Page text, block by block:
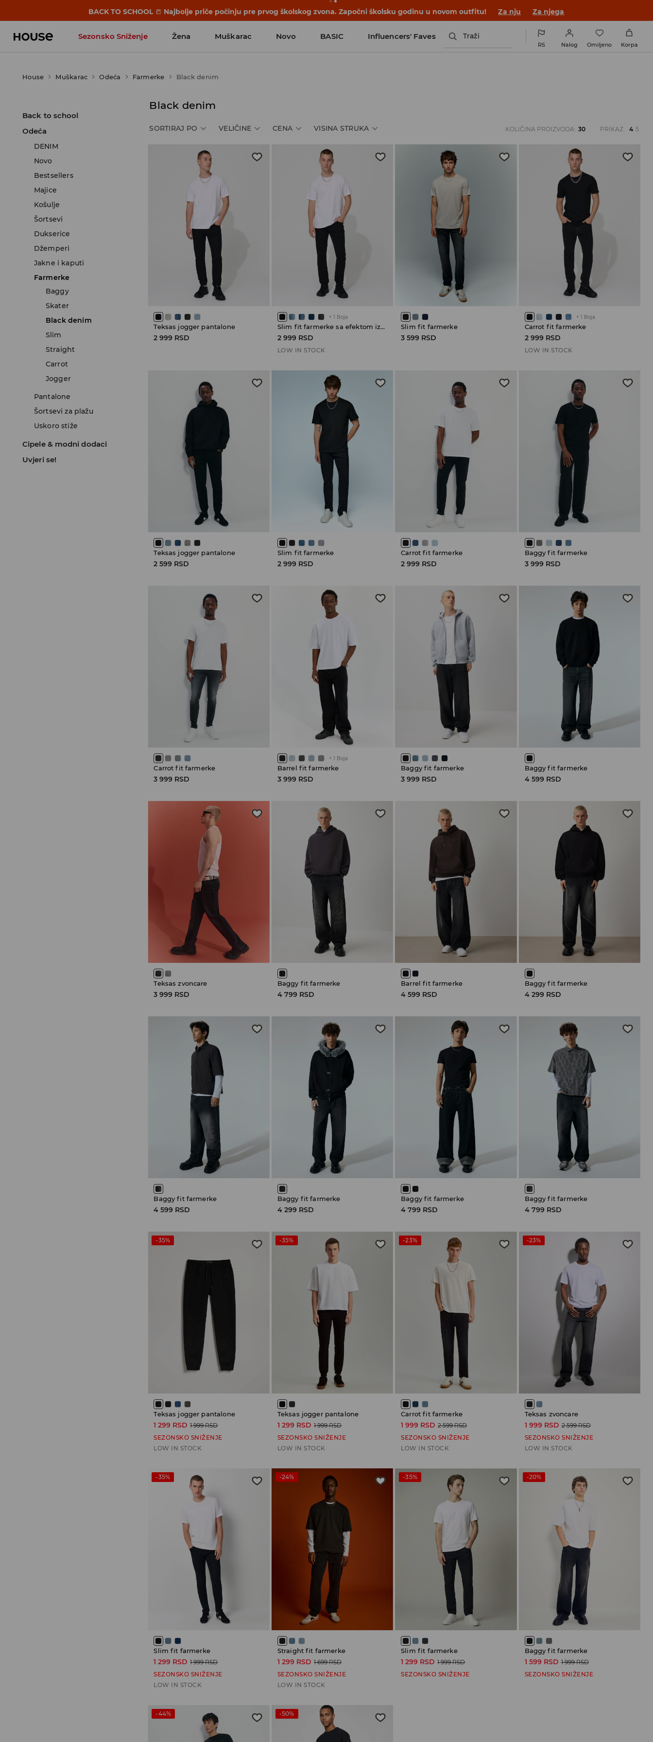
BACK TO SCHOOL 📒 Najbolje priče počinju pre prvog školskog zvona. Započni školsku godinu u novom outfitu! Za nju Za njega
Sezonsko Sniženje Žena Muškarac Novo BASIC Influencers' Faves Traži
RS Nalog Omiljeno Korpa
House Muškarac Odeća Farmerke Black denim
Back to school
Odeća
DENIM
Novo
Bestsellers
Majice
Košulje
Šortsevi
Dukserice
Džemperi
Jakne i kaputi
Farmerke
Baggy
Skater
Black denim
Slim
Straight
Carrot
Jogger
Pantalone
Šortsevi za plažu
Uskoro stiže
Cipele & modni dodaci
Uvjeri se!
Black denim
SORTIRAJ PO VELIČINE CENA VISINA STRUKA KOLIČINA PROIZVODA: 30 PRIKAZ: 4 5
Teksas jogger pantalone
2 999 RSD
+ 1 Boja
Slim fit farmerke sa efektom izbledelosti
2 999 RSD
LOW IN STOCK
Slim fit farmerke
3 599 RSD
+ 1 Boja
Carrot fit farmerke
2 999 RSD
LOW IN STOCK
Teksas jogger pantalone
2 599 RSD
Slim fit farmerke
2 999 RSD
Carrot fit farmerke
2 999 RSD
Baggy fit farmerke
3 999 RSD
Carrot fit farmerke
3 999 RSD
+ 1 Boja
Barrel fit farmerke
3 999 RSD
Baggy fit farmerke
3 999 RSD
Baggy fit farmerke
4 599 RSD
Teksas zvoncare
3 999 RSD
Baggy fit farmerke
4 799 RSD
Barrel fit farmerke
4 599 RSD
Baggy fit farmerke
4 299 RSD
Baggy fit farmerke
4 599 RSD
Baggy fit farmerke
4 299 RSD
Baggy fit farmerke
4 799 RSD
Baggy fit farmerke
4 799 RSD
-35%
Teksas jogger pantalone
1 299 RSD 1 999 RSD
SEZONSKO SNIŽENJE
LOW IN STOCK
-35%
Teksas jogger pantalone
1 299 RSD 1 999 RSD
SEZONSKO SNIŽENJE
LOW IN STOCK
-23%
Carrot fit farmerke
1 999 RSD 2 599 RSD
SEZONSKO SNIŽENJE
LOW IN STOCK
-23%
Teksas zvoncare
1 999 RSD 2 599 RSD
SEZONSKO SNIŽENJE
LOW IN STOCK
-35%
Slim fit farmerke
1 299 RSD 1 999 RSD
SEZONSKO SNIŽENJE
LOW IN STOCK
-24%
Straight fit farmerke
1 299 RSD 1 699 RSD
SEZONSKO SNIŽENJE
LOW IN STOCK
-35%
Slim fit farmerke
1 299 RSD 1 999 RSD
SEZONSKO SNIŽENJE
-20%
Baggy fit farmerke
1 599 RSD 1 999 RSD
SEZONSKO SNIŽENJE
-44% -50%